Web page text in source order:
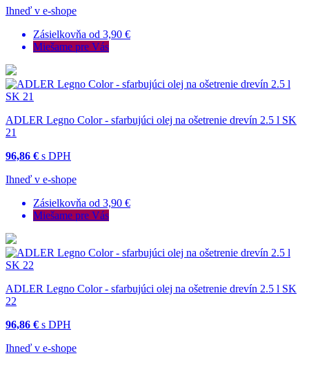
Ihneď v e-shope
Zásielkovňa od 3,90 €
Miešame pre Vás
ADLER Legno Color - sfarbujúci olej na ošetrenie drevín 2.5 l SK
21
96,86 € s DPH
Ihneď v e-shope
Zásielkovňa od 3,90 €
Miešame pre Vás
ADLER Legno Color - sfarbujúci olej na ošetrenie drevín 2.5 l SK
22
96,86 € s DPH
Ihneď v e-shope